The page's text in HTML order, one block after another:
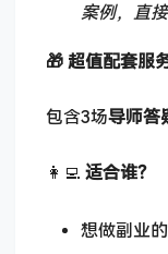
案例，直
🎁 超值配套服
包含3场导师答
👩‍💻 适合谁？
想做副业